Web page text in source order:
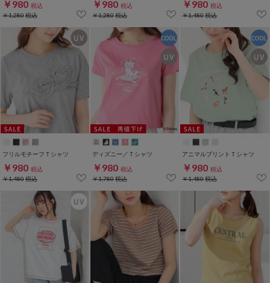
￥980 税込
￥1,280税込
￥980 税込
￥1,280税込
￥980 税込
￥1,480税込
フリルモチーフＴシャツ
￥980 税込
￥1,480税込
ディズニー／Ｔシャツ
￥980 税込
￥1,780税込
アニマルプリントＴシャツ
￥980 税込
￥1,480税込